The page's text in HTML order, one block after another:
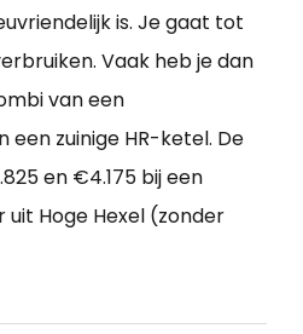
is. Je gaat tot
Vaak heb je dan
van een
zuinige HR-ketel. De
en €4.175 bij een
Hoge Hexel (zonder